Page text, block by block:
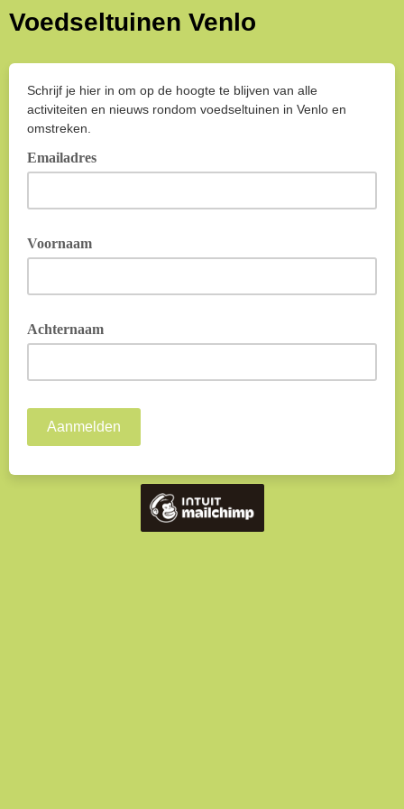
Voedseltuinen Venlo
Schrijf je hier in om op de hoogte te blijven van alle
activiteiten en nieuws rondom voedseltuinen in Venlo en
omstreken.
Emailadres
Voornaam
Achternaam